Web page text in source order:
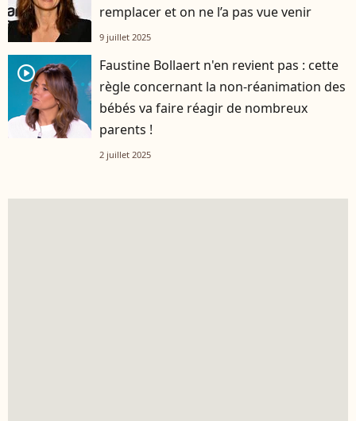
remplacer et on ne l’a pas vue venir
9 juillet 2025
player2
Faustine Bollaert n'en revient pas : cette
règle concernant la non-réanimation des
bébés va faire réagir de nombreux
parents !
2 juillet 2025